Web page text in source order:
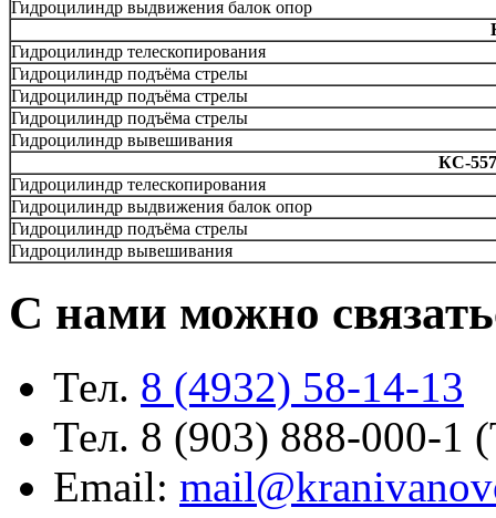
Гидроцилиндр выдвижения балок опор
Гидроцилиндр телескопирования
Гидроцилиндр подъёма стрелы
Гидроцилиндр подъёма стрелы
Гидроцилиндр подъёма стрелы
Гидроцилиндр вывешивания
КС-
Гидроцилиндр телескопирования
Гидроцилиндр выдвижения балок опор
Гидроцилиндр подъёма стрелы
Гидроцилиндр вывешивания
С нами можно
Тел. 8 (4932) 58-14-13
Тел. 8 (903) 888-000-1
Email: